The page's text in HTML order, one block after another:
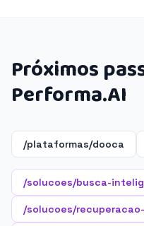
Próximos
Performa.AI
/plataformas/dooca
/solucoes/busca-
/solucoes/